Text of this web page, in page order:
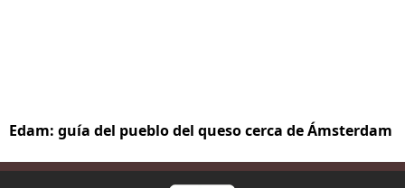
Edam: guía del pueblo del queso cerca de Ámsterdam